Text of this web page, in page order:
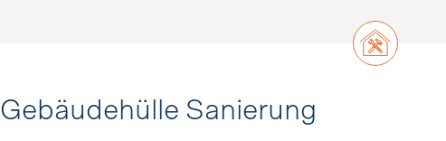
Gebäudehülle Sanierung